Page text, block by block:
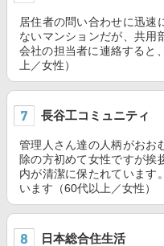
居住者の問い合わせに迅速
ないマンションだが、共用
会社の担当者に連絡すると
上／女性）
長谷工コミュニティ
管理人さん達の人柄がおお
除の方初めて女性ですが挨
内が清潔に保たれています
います（60代以上／女性）
日本総合住生活